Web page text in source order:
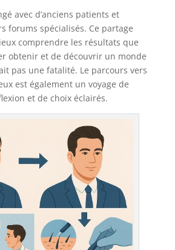
avec d’anciens patients et
forums spécialisés. Ce partage
comprendre les résultats que
obtenir et de découvrir un monde
pas une fatalité. Le parcours vers
est également un voyage de
et de choix éclairés.